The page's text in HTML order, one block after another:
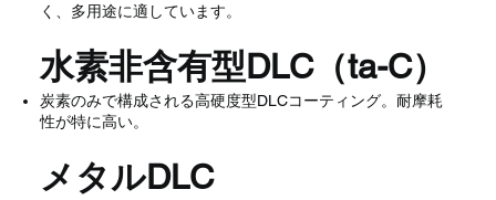
く、多用途に適しています。
水素非含有型DLC（ta-C）
炭素のみで構成される高硬度型DLCコーティング。耐摩耗
性が特に高い。
メタルDLC